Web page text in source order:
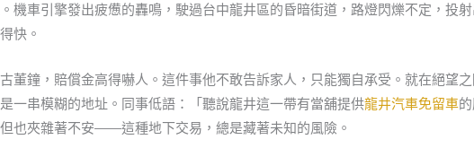
機車引擎發出疲憊的轟鳴，駛過台中龍井區的昏暗街道，路燈閃爍不定，投
快。
董鐘，賠償金高得嚇人。這件事他不敢告訴家人，只能獨自承受。就在絕望
一串模糊的地址。同事低語：「聽說龍井這一帶有當舖提供龍井汽車免留車
也夾雜著不安——這種地下交易，總是藏著未知的風險。